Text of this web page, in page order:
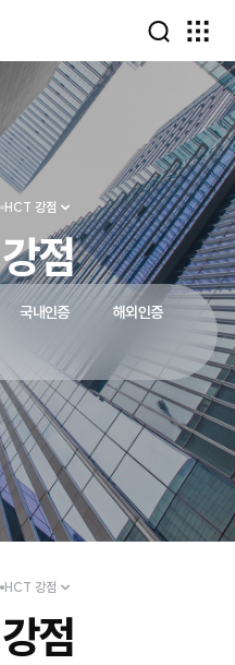
HCT 강점
점
국내인증
해외인증
HCT 강점
점